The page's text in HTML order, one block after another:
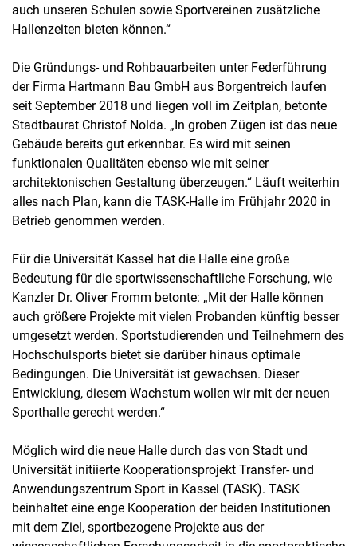
auch unseren Schulen sowie Sportvereinen zusätzliche
Hallenzeiten bieten können.“
Die Gründungs- und Rohbauarbeiten unter Federführung
der Firma Hartmann Bau GmbH aus Borgentreich laufen
seit September 2018 und liegen voll im Zeitplan, betonte
Stadtbaurat Christof Nolda. „In groben Zügen ist das neue
Gebäude bereits gut erkennbar. Es wird mit seinen
funktionalen Qualitäten ebenso wie mit seiner
architektonischen Gestaltung überzeugen.“ Läuft weiterhin
alles nach Plan, kann die TASK-Halle im Frühjahr 2020 in
Betrieb genommen werden.
Für die Universität Kassel hat die Halle eine große
Bedeutung für die sportwissenschaftliche Forschung, wie
Kanzler Dr. Oliver Fromm betonte: „Mit der Halle können
auch größere Projekte mit vielen Probanden künftig besser
umgesetzt werden. Sportstudierenden und Teilnehmern des
Hochschulsports bietet sie darüber hinaus optimale
Bedingungen. Die Universität ist gewachsen. Dieser
Entwicklung, diesem Wachstum wollen wir mit der neuen
Sporthalle gerecht werden.“
Möglich wird die neue Halle durch das von Stadt und
Universität initiierte Kooperationsprojekt Transfer- und
Anwendungszentrum Sport in Kassel (TASK). TASK
beinhaltet eine enge Kooperation der beiden Institutionen
mit dem Ziel, sportbezogene Projekte aus der